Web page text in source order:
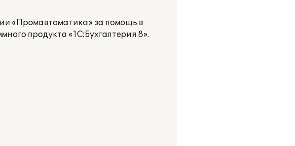
«Промавтоматика» за помощь в
продукта «1С:Бухгалтерия 8».